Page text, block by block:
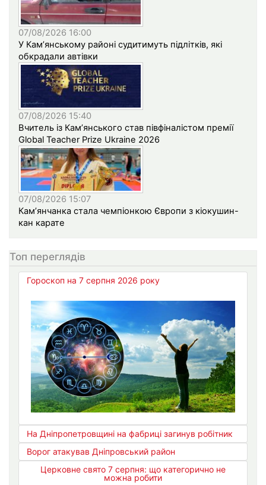
07/08/2026 16:00
У Кам’янському районі судитимуть підлітків, які
обкрадали автівки
07/08/2026 15:40
Вчитель із Кам’янського став півфіналістом премії
Global Teacher Prize Ukraine 2026
07/08/2026 15:07
Кам’янчанка стала чемпіонкою Європи з кіокушин-
кан карате
Топ переглядів
Гороскоп на 7 серпня 2026 року
На Дніпропетровщині на фабриці загинув робітник
Ворог атакував Дніпровський район
Церковне свято 7 серпня: що категорично не
можна робити